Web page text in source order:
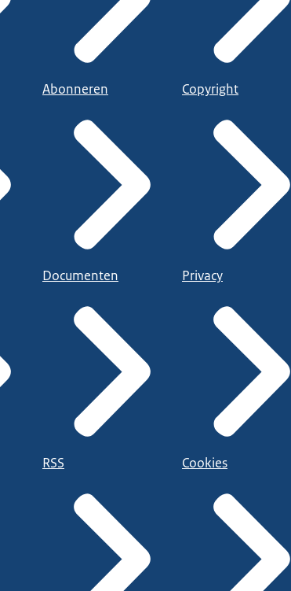
Abonneren
Documenten
RSS
Copyright
Privacy
Cookies